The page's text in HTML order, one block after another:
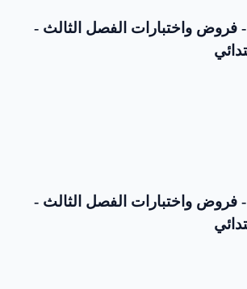
الموضوع رقم 47 - فروض واختبارات الفصل الثالث -
الموضوع رقم 46 - فروض واختبارات الفصل الثالث -